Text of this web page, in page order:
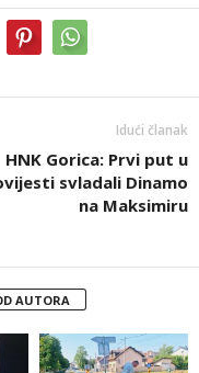
Idući članak
HNK Gorica: Prvi put u
svladali Dinamo
na Maksimiru
AUTORA